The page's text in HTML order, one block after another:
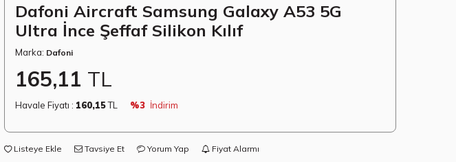
Dafoni Aircraft Samsung Galaxy A53 5G
Ultra İnce Şeffaf Silikon Kılıf
Marka: Dafoni
165,11 TL
Havale Fiyatı : 160,15TL %3 İndirim
Listeye Ekle Tavsiye Et Yorum Yap Fiyat Alarmı